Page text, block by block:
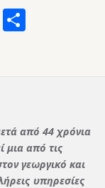
LinkedIn
από 44 χρόνια
μια από τις
γεωργικό και
υπηρεσίες